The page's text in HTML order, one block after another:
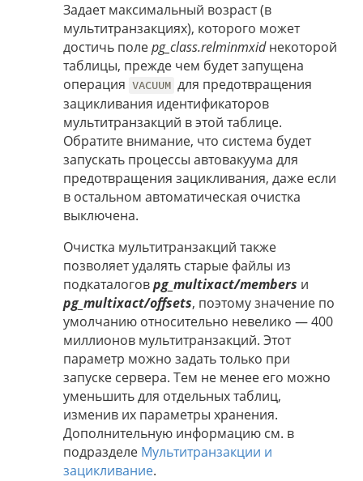
Задает максимальный возраст (в
мультитранзакциях), которого может
достичь полеpg_class.relminmxidнекоторой
таблицы, прежде чем будет запущена
операция VACUUM для предотвращения
зацикливания идентификаторов
мультитранзакций в этой таблице.
Обратите внимание, что система будет
запускать процессы автовакуума для
предотвращения зацикливания, даже если
в остальном автоматическая очистка
выключена.
Очистка мультитранзакций также
позволяет удалять старые файлы из
подкаталоговpg_multixact/members и
pg_multixact/offsets, поэтому значение по
умолчанию относительно невелико — 400
миллионов мультитранзакций. Этот
параметр можно задать только при
запуске сервера. Тем не менее его можно
уменьшить для отдельных таблиц,
изменив их параметры хранения.
Дополнительную информацию см. в
подразделе Мультитранзакции и
зацикливание.